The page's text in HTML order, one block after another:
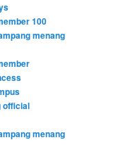
100
menang
official
menang